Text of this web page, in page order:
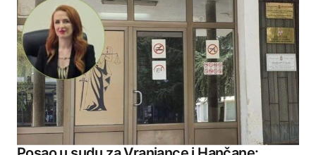
Required fields are marked
Comment*
Your Name